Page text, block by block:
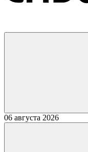
06 августа 2026